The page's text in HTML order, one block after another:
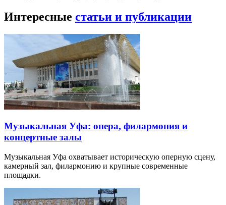
Интересные статьи и публикации
Музыкальная Уфа: опера, филармония и
концертные залы
Музыкальная Уфа охватывает историческую оперную сцену,
камерный зал, филармонию и крупные современные
площадки.